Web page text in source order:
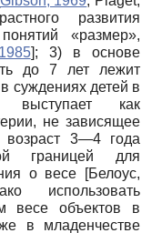
развития
«размер»,
]; 3) в основе
до 7 лет лежит
суждениях детей в
как
не зависящее
3—4 года
границей для
о весе
[Белоус,
использовать
весе объектов в
в младенчестве